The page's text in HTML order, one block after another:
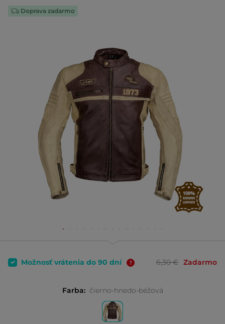
Doprava zadarmo
Možnosť vrátenia do 90 dní 6,30 € Zadarmo
Farba: čierno-hnedo-béžová